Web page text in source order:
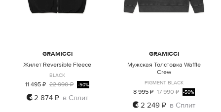
GRAMICCI
Жилет Reversible Fleece
BLACK
11 495 ₽ 22 990 ₽ -50%
2 874 ₽ в Сплит
S
GRAMICCI
Мужская Толстовка Waffle
Crew
PIGMENT BLACK
8 995 ₽ 17 990 ₽ -50%
2 249 ₽ в Сплит